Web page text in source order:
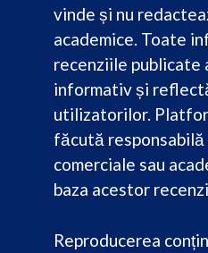
vinde și nu
academice. Toate
recenziile publicate
informativ și
utilizatorilor.
făcută
comerciale sau
baza acestor
Reproducerea